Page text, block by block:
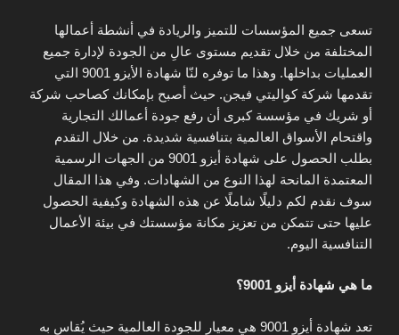
تسعى جميع المؤسسات للتميز والريادة في أنشطة أعمالها
المختلفة من خلال تقديم مستوى عالِ من الجودة لإدارة جميع
العمليات بداخلها. وهذا ما توفره لنّا شهادة الأيزو 9001 التي
تقدمها شركة كواليتي فيجن. حيث أصبح بإمكانك كصاحب شركة
أو شريك في مؤسسة كبرى أن رفع جودة أعمالك التجارية
واقتحام الأسواق العالمية بتنافسية شديدة. من خلال التقدم
بطلب الحصول على شهادة أيزو 9001 من الجهات الرسمية
المعتمدة المانحة لهذا النوع من الشهادات. وفي هذا المقال
سوف نقدم لكم دليلًا شاملًا عن هذه الشهادة وكيفية الحصول
عليها حتى تتمكن من تعزيز مكانة مؤسستك في بيئة الأعمال
التنافسية اليوم.
ما هي شهادة أيزو 9001؟
تعد شهادة أيزو 9001 هي معيار للجودة العالمية حيث يُقاس به